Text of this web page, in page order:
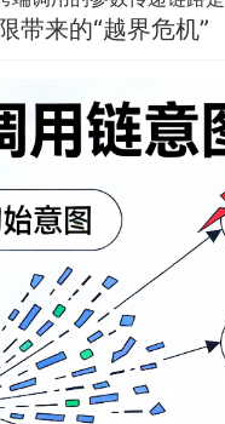
带来的“越界危机”